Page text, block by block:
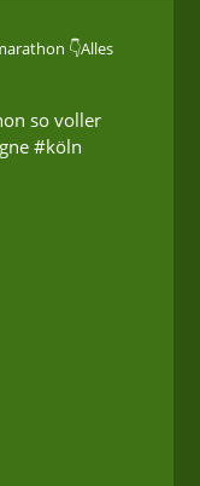
👇Alles